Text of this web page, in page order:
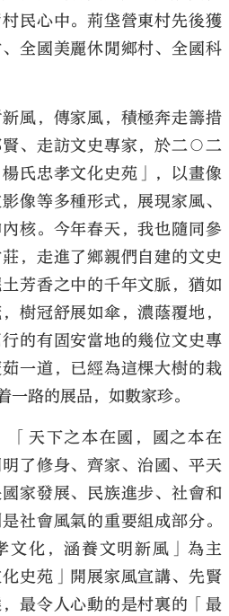
民心中。荊垡營東村先後獲
全國美麗休閒鄉村、全國科
風，傳家風，積極奔走籌措
、走訪文史專家，於二○二
氏忠孝文化史苑」，以畫像
像等多種形式，展現家風、
核。今年春天，我也隨同參
，走進了鄉親們自建的文史
芳香之中的千年文脈，猶如
樹冠舒展如傘，濃蔭覆地，
的有固安當地的幾位文史專
一道，已經為這棵大樹的栽
一路的展品，如數家珍。
「天下之本在國，國之本在
了修身、齊家、治國、平天
家發展、民族進步、社會和
社會風氣的重要組成部分。
文化，涵養文明新風」為主
史苑」開展家風宣講、先賢
最令人心動的是村裏的「最